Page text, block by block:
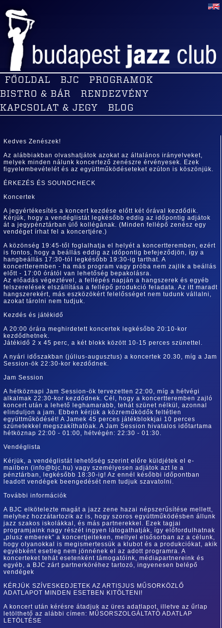
FŐOLDAL BJC
PROGRAMOK
BISTRO & BÁR
RENDEZVÉNY
KAPCSOLAT & JEGY
BLOG
Kedves Zenészek!
Az alábbiakban olvashatjátok azokat az általános irányelveket,
melyek minden nálunk koncertező zenészre érvényesek. Ezek
figyelembevételét és az együttműködéseteket ezúton is köszönjük.
ÉRKEZÉS ÉS SOUNDCHECK
Koncertek
A jegyértékesítés a koncert kezdése előtt két órával kezdődik.
Kérjük, hogy a vendéglistát legkésőbb eddig az időpontig adjátok
át a jegypénztárban ülő kollégának. (Minden fellépő zenész egy
vendéget írhat fel a koncertjére.)
A közönség 19:45-től foglalhatja el helyét a koncertteremben, ezért
is fontos, hogy a beállás eddig az időpontig befejeződjön, így a
hangbeállás 17:30-tól legkésőbb 19:30-ig tarthat. A
koncertteremben - ha más program vagy próba nem zajlik a beállás
előtt - 17:00 órától van lehetőség bepakolásra.
Az előadás végeztével, a fellépés napján a hangszerek és egyéb
felszerelések elszállítása a fellépő produkció feladata. Az itt maradt
hangszerekért, más eszközökért felelősséget nem tudunk vállalni,
azokat tárolni nem tudjuk.
Kezdés és játékidő
A 20:00 órára meghirdetett koncertek legkésőbb 20:10-kor
kezdődhetnek.
Játékidő 2 x 45 perc, a két blokk között 10-15 perces szünettel.
A nyári időszakban (július-augusztus) a koncertek 20.30, míg a Jam
Session-ök 22:30-kor kezdődnek.
Jam Session
A hétköznapi Jam Session-ök tervezetten 22:00, míg a hétvégi
alkalmak 22:30-kor kezdődnek. Cél, hogy a koncertteremben zajló
koncert után a lehető leghamarabb, tehát szünet nélkül, azonnal
elinduljon a jam. Ebben kérjük a közreműködők feltétlen
együttműködését! A Jamek 45 perces játékblokkjai 10 perces
szünetekkel megszakíthatóak. A Jam Session hivatalos időtartama
hétköznap 22:00 - 01:00, hétvégén: 22:30 - 01:30.
Vendéglista
Kérjük, a vendéglistát lehetőség szerint előre küldjétek el e-
mailben (info@bjc.hu) vagy személyesen adjátok azt le a
pénztárban, legkésőbb 18:30-ig! Az ennél későbbi időpontban
leadott vendégek beengedését nem tudjuk szavatolni.
További információk
A BJC elkötelezte magát a jazz zene hazai népszerűsítése mellett,
melyhez hozzátartozik az is, hogy szoros együttműködésben állunk
jazz szakos iskolákkal, és más partnerekkel. Ezek tagjai
programjaink nagy részét ingyen látogathatják, így előfordulhatnak
„plusz emberek” a koncertjeiteken, mellyel elsősorban az a célunk,
hogy olyanokkal is megismertessük a klubot és a produkciókat, akik
egyébként esetleg nem jönnének el az adott programra. A
koncerteket tehát esetenként támogatóink, médiapartnereink és
egyéb, a BJC zárt partnerköréhez tartozó, ingyenesen belépő
vendégek
KÉRJÜK SZÍVESKEDJETEK AZ ARTISJUS MŰSORKÖZLŐ
ADATLAPOT MINDEN ESETBEN KITÖLTENI!
A koncert után kérésre átadjuk az üres adatlapot, illetve az űrlap
letölthető az alábbi címen: MŰSORSZOLGÁLTATÓ ADATLAP
LETÖLTÉSE